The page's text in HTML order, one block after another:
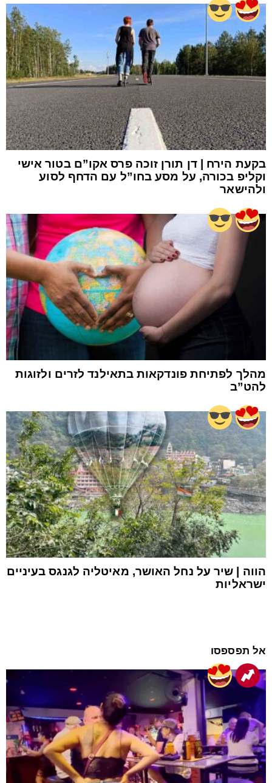
בקעת הירח | דן תורן זוכה פרס אקו”ם בטור אישי
וקליפ בכורה, על מסע בחו”ל עם הדחף לסוע
ולהישאר
מהלך לפתיחת פונדקאות בתאילנד לזרים ולזוגות
להט”ב
הווה | שיר על נחל האושר, מאיטליה לגנגס בעיניים
ישראליות
אל תפספסו